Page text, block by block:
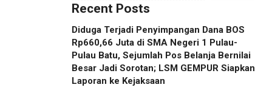
Recent Posts
Diduga Terjadi Penyimpangan Dana BOS
Rp660,66 Juta di SMA Negeri 1 Pulau-
Pulau Batu, Sejumlah Pos Belanja Bernilai
Besar Jadi Sorotan; LSM GEMPUR Siapkan
Laporan ke Kejaksaan